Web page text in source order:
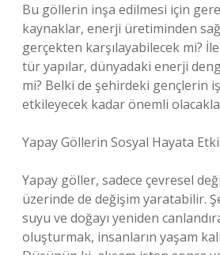
Bu göllerin inşa edilmesi için
kaynaklar, enerji üretiminden
gerçekten karşılayabilecek mi?
tür yapılar, dünyadaki enerji
mi? Belki de şehirdeki gençlerin iş
etkileyecek kadar önemli
Yapay Göllerin Sosyal Hayata
Yapay göller, sadece çevresel
üzerinde de değişim yaratabilir.
suyu ve doğayı yeniden
oluşturmak, insanların yaşam